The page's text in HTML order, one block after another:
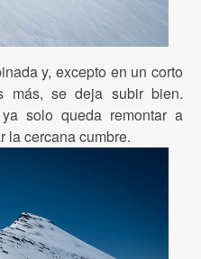
y, excepto en un corto
más, se deja subir bien.
solo queda remontar a
la cercana cumbre.